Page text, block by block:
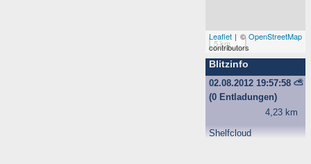
5 km
Leaflet | ©OpenStreetMap
contributors
Blitzinfo
02.08.2012 19:57:58⛅
(0 Entladungen)
4,23 km
Shelfcloud